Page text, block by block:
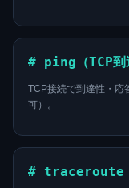
# ping（TCP到
TCP接続で到達性・応
可）。
# traceroute（